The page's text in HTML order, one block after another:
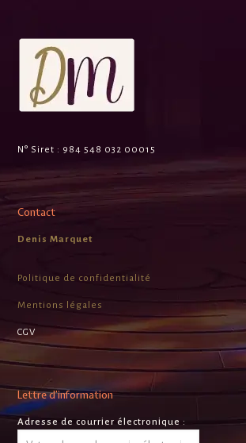
N° Siret : 984 548 032 00015
Contact
Denis Marquet
Politique de confidentialité
Mentions légales
CGV
Lettre d’information
Adresse de courrier électronique :